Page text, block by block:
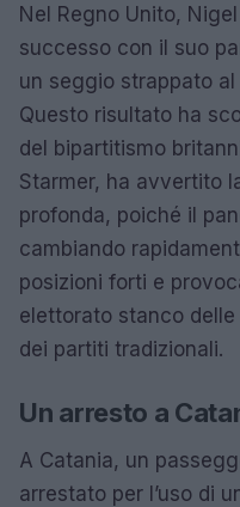
Nel Regno Unito,
successo con il suo
un seggio strappato
Questo risultato ha
del bipartitismo
Starmer, ha avvertito
profonda, poiché il
cambiando
posizioni forti e
elettorato stanco
dei partiti tradizionali.
Un arresto a
A Catania, un
arrestato per l’uso di